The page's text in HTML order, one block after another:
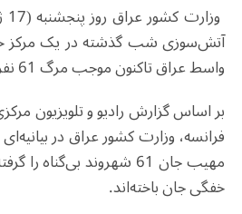
آتش‌سوزی شب گذشته در یک مرکز
واسط عراق تاکنون موجب مرگ 61 نفر شده است.
بر اساس گزارش‌ رادیو و تلویزیون
فرانسه، وزارت کشور عراق در
مهیب جان 61 شهروند بی‌گناه
خفگی جان باخته‌اند.